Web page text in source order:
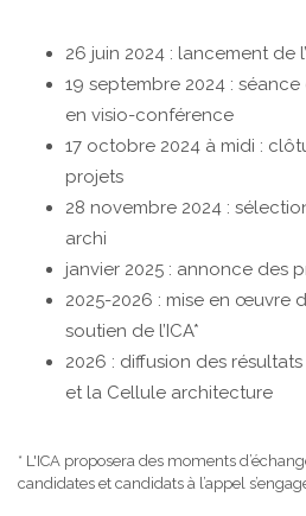
26 juin 2024 : lancement de
19 septembre 2024 :
en visio-conférence
17 octobre 2024 à midi :
projets
28 novembre 2024 :
archi
janvier 2025 : annonce des
2025-2026 : mise en œuvre
soutien de l’ICA*
2026 : diffusion des
et la Cellule architecture
* L'ICA proposera des moments
candidates et candidats à l’appel